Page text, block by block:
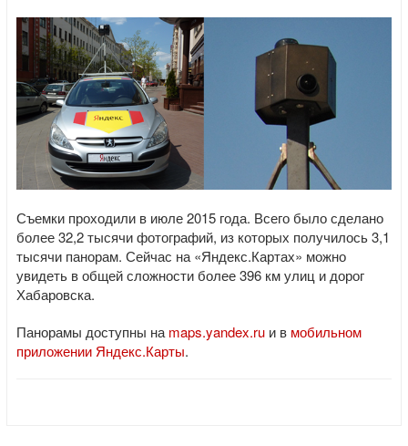
Съемки проходили в июле 2015 года. Всего было сделано
более 32,2 тысячи фотографий, из которых получилось 3,1
тысячи панорам. Сейчас на «Яндекс.Картах» можно
увидеть в общей сложности более 396 км улиц и дорог
Хабаровска.
Панорамы доступны на maps.yandex.ru и в мобильном
приложении Яндекс.Карты.